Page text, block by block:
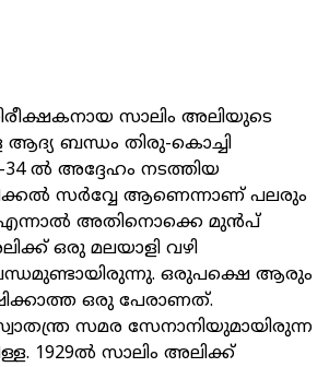
സാലിം അലിയുടെ
ബന്ധം തിരു-കൊച്ചി
34 ൽ അദ്ദേഹം നടത്തിയ
സർവ്വേ ആണെന്നാണ് പലരും
അതിനൊക്കെ മുന്‍പ്
ഒരു മലയാളി വഴി
ഒരുപക്ഷെ ആരും
ഒരു പേരാണത്.
സമര സേനാനിയുമായിരുന്ന
1929ൽ സാലിം അലിക്ക്